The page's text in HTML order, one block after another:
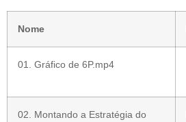
Nome
01. Gráfico de 6P.mp4
02. Montando a Estratégia do